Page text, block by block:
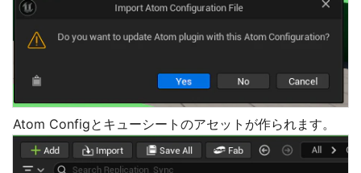
Atom Configとキューシートのアセットが作られます。